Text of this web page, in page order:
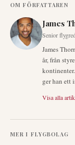
OM FÖRFATTAREN
James
Senior
James
år, från
ger han ett
Visa alla
MER I FLYGBOLAG